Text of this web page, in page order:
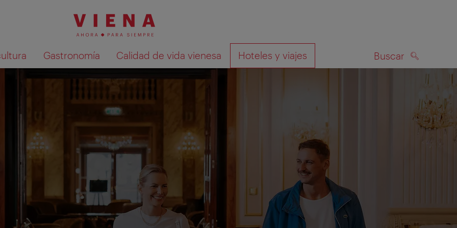
Gastronomía Calidad de vida vienesa Hoteles y viajes Buscar
Mostrar resultados de la búsqueda en el mapa
vacacionales especiales!
de visitantes. Después de su viaje, recibirá un correo electrónico invitándole a compartir con nosotros sus